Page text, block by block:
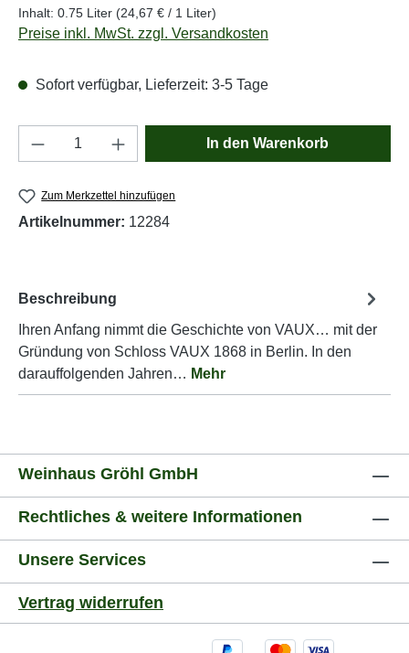
Inhalt: 0.75 Liter (24,67 € / 1 Liter)
Preise inkl. MwSt. zzgl. Versandkosten
Sofort verfügbar, Lieferzeit: 3-5 Tage
Produkt Anzahl: Gib den gewünschten
In den Warenkorb
Zum Merkzettel hinzufügen
Artikelnummer: 12284
Beschreibung
Ihren Anfang nimmt die Geschichte von VAUX… mit der
Gründung von Schloss VAUX 1868 in Berlin. In den
darauffolgenden Jahren… Mehr
Weinhaus Gröhl GmbH
Rechtliches & weitere Informationen
Unsere Services
Vertrag widerrufen